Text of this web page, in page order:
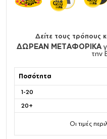
Δείτε τους τρόπους
ΔΩΡΕΑΝ ΜΕΤΑΦΟΡΙΚΑ
την
Ποσότητα
1-20
20+
Οι τιμές